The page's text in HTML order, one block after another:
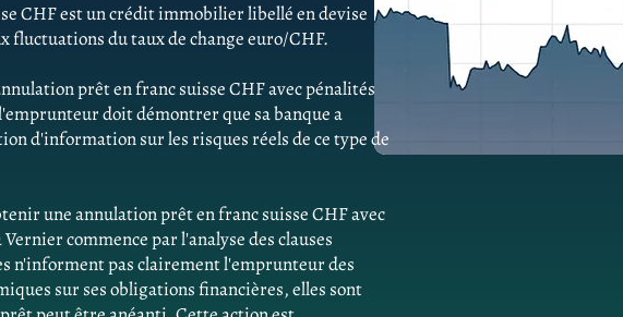
CHF est un crédit immobilier libellé en devise
fluctuations du taux de change euro/CHF.
prêt en franc suisse CHF avec pénalités
doit démontrer que sa banque a
d'information sur les risques réels de ce type de
une annulation prêt en franc suisse CHF avec
commence par l'analyse des clauses
n'informent pas clairement l'emprunteur des
sur ses obligations financières, elles sont